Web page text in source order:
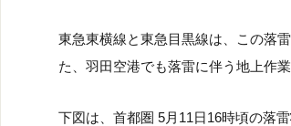
東急東横線と東急目黒線は、この落
た、羽田空港でも落雷に伴う地上作
下図は、首都圏 5月11日16時頃の落